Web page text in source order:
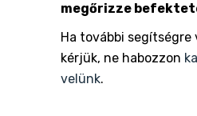
megőrizze
Ha további segítségre
kérjük, ne habozzon
velünk.